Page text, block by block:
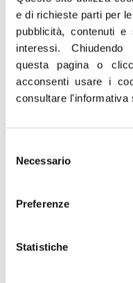
e di richieste parti per
pubblicità, contenuti
interessi.
questa pagina o
acconsenti usare i
consultare l'informativa
delNecessario
Preferenze
Statistiche
forse nordafricane.
sudamericane. A
lassismo, la mancanza
feccia di tutto il